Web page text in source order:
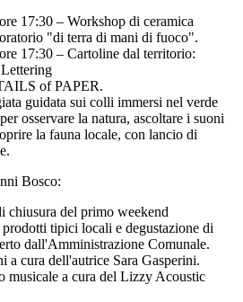
17:30 – Workshop di ceramica
"di terra di mani di fuoco".
17:30 – Cartoline dal territorio:
of PAPER.
guidata sui colli immersi nel verde
osservare la natura, ascoltare i suoni
la fauna locale, con lancio di
Bosco:
chiusura del primo weekend
tipici locali e degustazione di
dall'Amministrazione Comunale.
a cura dell'autrice Sara Gasperini.
musicale a cura del Lizzy Acoustic